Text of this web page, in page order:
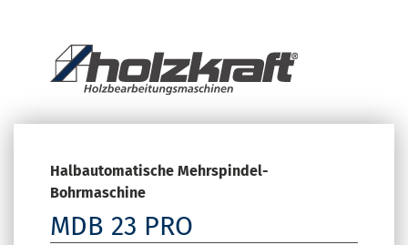
Halbautomatische Mehrspindel-
Bohrmaschine
MDB 23 PRO